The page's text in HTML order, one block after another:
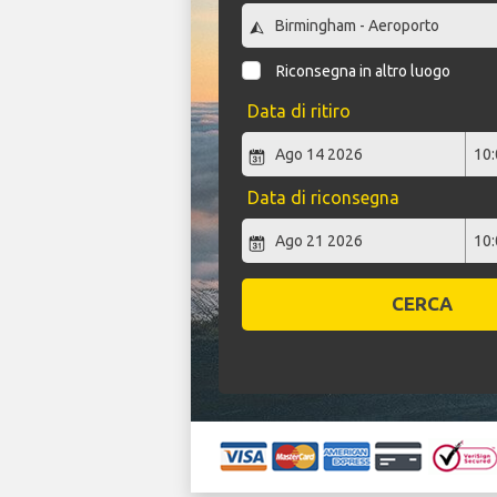
Riconsegna in altro luogo
Data di ritiro
Data di riconsegna
CERCA